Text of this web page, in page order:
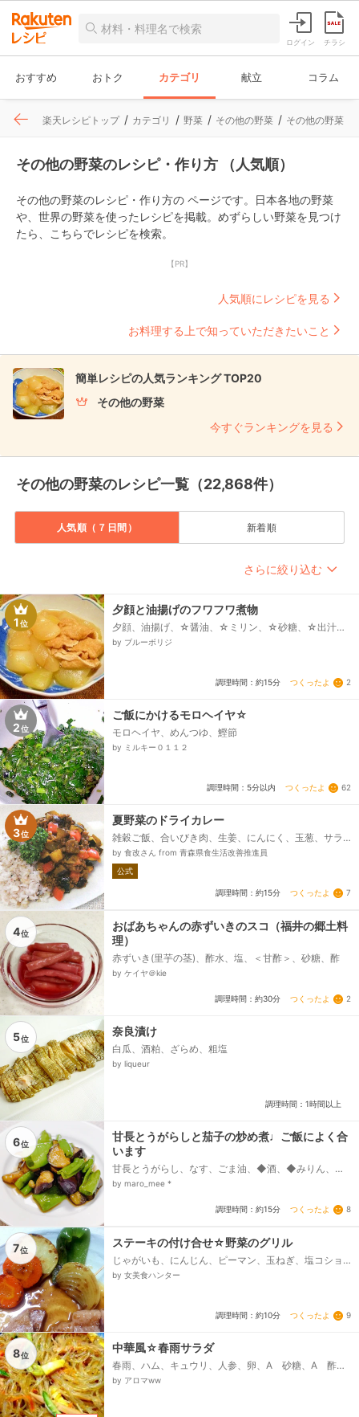
ログイン チラシ
おすすめ おトク カテゴリ 献立 コラム
楽天レシピトップ カテゴリ 野菜 その他の野菜 その他の野菜
その他の野菜のレシピ・作り方 （人気順）
その他の野菜のレシピ・作り方の ページです。日本各地の野菜
や、世界の野菜を使ったレシピを掲載。めずらしい野菜を見つけ
たら、こちらでレシピを検索。
【PR】
人気順にレシピを見る
お料理する上で知っていただきたいこと
簡単レシピの人気ランキング TOP20
その他の野菜
今すぐランキングを見る
その他の野菜のレシピ一覧（22,868件）
人気順（７日間） 新着順
さらに絞り込む
1位
夕顔と油揚げのフワフワ煮物
夕顔、油揚げ、☆醤油、☆ミリン、☆砂糖、☆出汁の
素
by ブルーボリジ
調理時間：約15分 つくったよ 2
2位
ご飯にかけるモロヘイヤ☆
モロヘイヤ、めんつゆ、鰹節
by ミルキー０１１２
調理時間：5分以内 つくったよ 62
3位
夏野菜のドライカレー
雑穀ご飯、合いびき肉、生姜、にんにく、玉葱、サラ
ダ油、ズッキーニ、赤パプリカ、なす、生椎茸、トマ
ト、カレー粉、Ａ：水、Ａ：固形コンソメ、Ａ：ウス
ターソース、Ａ：トマトケチャップ、塩・こしょう、
by 食改さん from 青森県食生活改善推進員
公式
調理時間：約15分 つくったよ 7
4位
おばあちゃんの赤ずいきのスコ（福井の郷土料
理）
赤ずいき(里芋の茎)、酢水、塩、＜甘酢＞、砂糖、酢
by ケイヤ＠kie
調理時間：約30分 つくったよ 2
5位
奈良漬け
白瓜、酒粕、ざらめ、粗塩
by liqueur
調理時間：1時間以上
6位
甘長とうがらしと茄子の炒め煮♩ご飯によく合
います
甘長とうがらし、なす、ごま油、◆酒、◆みりん、◆
しょうゆ、◆砂糖
by maro_mee *
調理時間：約15分 つくったよ 8
7位
ステーキの付け合せ☆野菜のグリル
じゃがいも、にんじん、ピーマン、玉ねぎ、塩コショ
ウ、しょうゆ、オリーブオイル
by 女美食ハンター
調理時間：約10分 つくったよ 9
8位
中華風☆春雨サラダ
春雨、ハム、キュウリ、人参、卵、A 砂糖、A 酢、
A 醤油、A ゴマ油、A 水、いりごま(白)
by アロマww